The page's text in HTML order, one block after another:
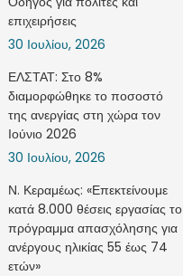
επιχειρήσεις
30 Ιουλίου, 2026
ΕΛΣΤΑΤ: Στο 8%
διαμορφώθηκε το ποσοστό
της ανεργίας στη χώρα τον
Ιούνιο 2026
30 Ιουλίου, 2026
Ν. Κεραμέως: «Επεκτείνουμε
κατά 8.000 θέσεις εργασίας το
πρόγραμμα απασχόλησης για
ανέργους ηλικίας 55 έως 74
ετών»